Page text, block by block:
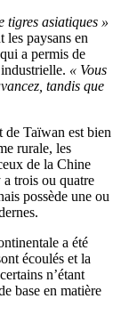
tigres asiatiques »
les paysans en
a permis de
« Vous
tandis que
Taïwan est bien
rurale, les
de la Chine
trois ou quatre
possède une ou
a été
écoulés et la
n’étant
base en matière